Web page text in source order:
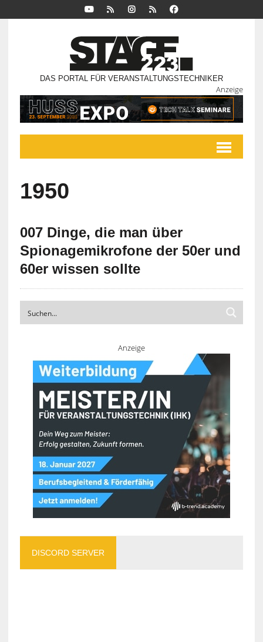
DAS PORTAL FÜR VERANSTALTUNGSTECHNIKER
Anzeige
1950
007 Dinge, die man über
Spionagemikrofone der 50er und
60er wissen sollte
Anzeige
DISCORD SERVER